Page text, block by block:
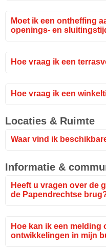
Moet ik een ontheffing
openings- en
Hoe vraag ik een
Hoe vraag ik een
Locaties & Ruimte
Waar vind ik
Informatie &
Heeft u vragen over de
de Papendrechtse
Hoe kan ik een melding
ontwikkelingen in mijn